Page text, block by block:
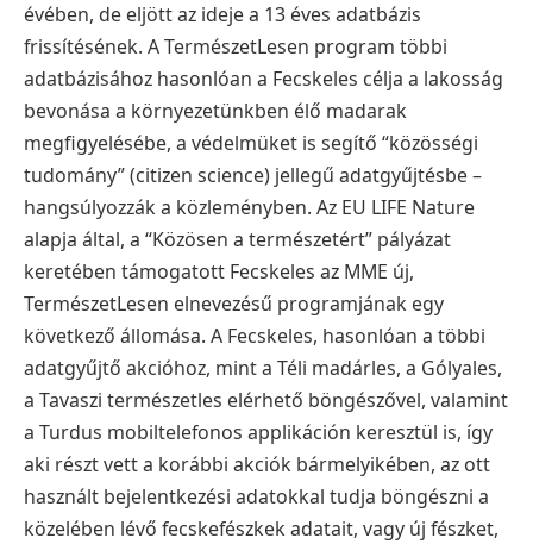
évében, de eljött az ideje a 13 éves adatbázis
frissítésének. A TermészetLesen program többi
adatbázisához hasonlóan a Fecskeles célja a lakosság
bevonása a környezetünkben élő madarak
megfigyelésébe, a védelmüket is segítő “közösségi
tudomány” (citizen science) jellegű adatgyűjtésbe –
hangsúlyozzák a közleményben. Az EU LIFE Nature
alapja által, a “Közösen a természetért” pályázat
keretében támogatott Fecskeles az MME új,
TermészetLesen elnevezésű programjának egy
következő állomása. A Fecskeles, hasonlóan a többi
adatgyűjtő akcióhoz, mint a Téli madárles, a Gólyales,
a Tavaszi természetles elérhető böngészővel, valamint
a Turdus mobiltelefonos applikáción keresztül is, így
aki részt vett a korábbi akciók bármelyikében, az ott
használt bejelentkezési adatokkal tudja böngészni a
közelében lévő fecskefészkek adatait, vagy új fészket,